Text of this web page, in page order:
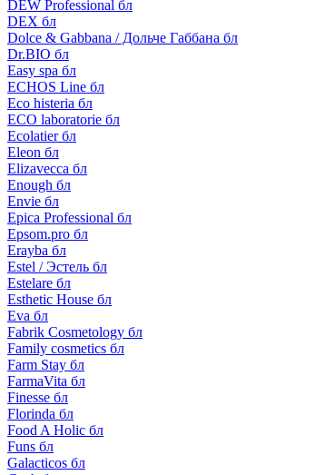
DEW Professional бл
DEX бл
Dolce & Gabbana / Дольче Габбана бл
Dr.BIO бл
Easy spa бл
ECHOS Line бл
Eco histeria бл
ECO laboratorie бл
Ecolatier бл
Eleon бл
Elizavecca бл
Enough бл
Envie бл
Epica Professional бл
Epsom.pro бл
Erayba бл
Estel / Эстель бл
Estelare бл
Esthetic House бл
Eva бл
Fabrik Cosmetology бл
Family cosmetics бл
Farm Stay бл
FarmaVita бл
Finesse бл
Florinda бл
Food A Holic бл
Funs бл
Galacticos бл